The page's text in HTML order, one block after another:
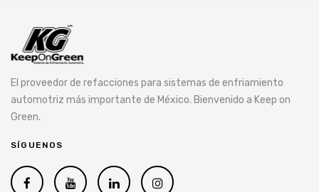
El proveedor de refacciones para sistemas de enfriamiento
automotriz más importante de México. Bienvenido a Keep on
Green.
SÍGUENOS